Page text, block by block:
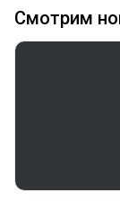
крупное
Смотрим